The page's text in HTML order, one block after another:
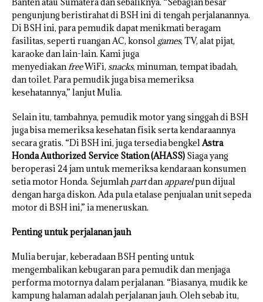
pengunjung beristirahat di BSH ini di tengah perjalanannya.
Di BSH ini, para pemudik dapat menikmati beragam
fasilitas, seperti ruangan AC, konsol games, TV, alat pijat,
karaoke dan lain-lain. Kami juga
menyediakanfreeWiFi, snacks, minuman, tempat ibadah,
dan toilet. Para pemudik juga bisa memeriksa
kesehatannya,” lanjut Mulia.
Selain itu, tambahnya, pemudik motor yang singgah di BSH
juga bisa memeriksa kesehatan fisik serta kendaraannya
secara gratis. “Di BSH ini, juga tersedia bengkelAstra
Honda Authorized Service Station (AHASS) Siaga yang
beroperasi 24 jam untuk memeriksa kendaraan konsumen
setia motor Honda. Sejumlahpartdanapparelpun dijual
dengan harga diskon. Ada pula etalase penjualan unit sepeda
motor di BSH ini,” ia meneruskan.
Penting untuk perjalanan jauh
Mulia berujar, keberadaan BSH penting untuk
mengembalikan kebugaran para pemudik dan menjaga
performa motornya dalam perjalanan. “Biasanya, mudik ke
kampung halaman adalah perjalanan jauh. Oleh sebab itu,